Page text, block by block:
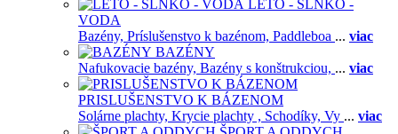
LETO - SLNKO -
VODA
Bazény, Príslušenstvo k bazénom, Paddleboa ... viac
BAZÉNY
Nafukovacie bazény, Bazény s konštrukciou, ... viac
PRISLUŠENSTVO K BÁZENOM
Solárne plachty, Krycie plachty , Schodíky, Vy ... viac